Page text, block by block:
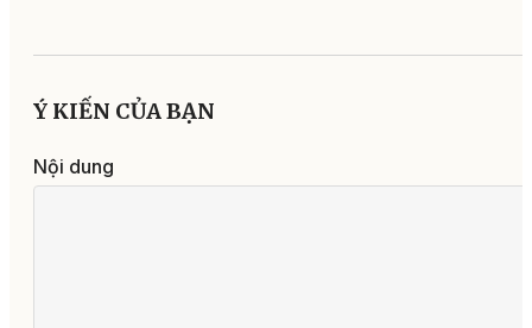
Ý KIẾN CỦA BẠN
Nội dung